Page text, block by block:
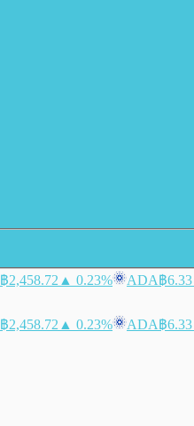
฿2,458.72 ▲ 0.23% ADA฿6.33
฿2,458.72 ▲ 0.23% ADA฿6.33